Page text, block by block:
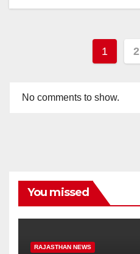
Posts
1 2
No comments to show.
You missed
RAJASTHAN NEWS